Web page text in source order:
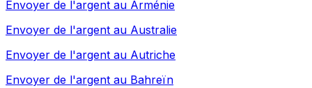
Envoyer de l'argent au Arménie
Envoyer de l'argent au Australie
Envoyer de l'argent au Autriche
Envoyer de l'argent au Bahreïn